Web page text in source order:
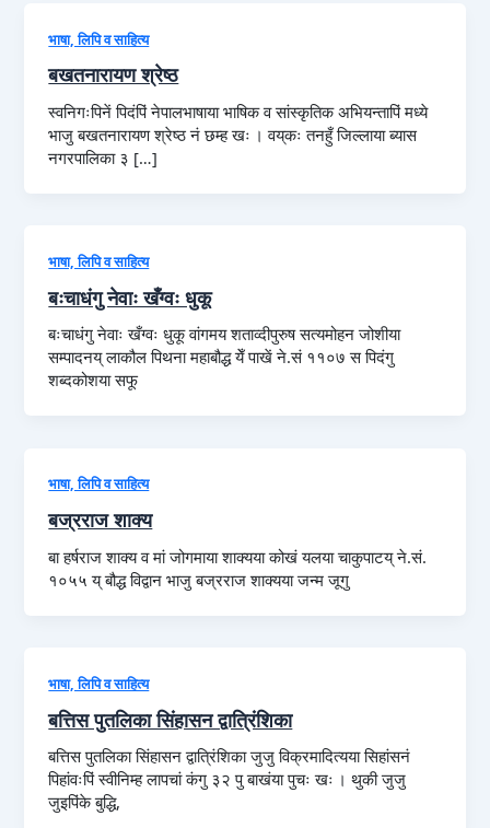
भाषा, लिपि व साहित्य
बखतनारायण श्रेष्ठ
स्वनिगःपिनें पिदंपिं नेपालभाषाया भाषिक व सांस्कृतिक अभियन्तापिं मध्ये
भाजु बखतनारायण श्रेष्ठ नं छम्ह खः । वय्‌कः तनहुँ जिल्लाया ब्यास
नगरपालिका ३ […]
भाषा, लिपि व साहित्य
बःचाधंगु नेवाः खँग्वः धुकू
बःचाधंगु नेवाः खँग्वः धुकू वांगमय शताव्दीपुरुष सत्यमोहन जोशीया
सम्पादनय् लाकौल पिथना महाबौद्ध येँ पाखें ने.सं ११०७ स पिदंगु
शब्दकोशया सफू
भाषा, लिपि व साहित्य
बज्रराज शाक्य
बा हर्षराज शाक्य व मां जोगमाया शाक्यया कोखं यलया चाकुपाटय् ने.सं.
१०५५ य् बौद्ध विद्वान भाजु बज्रराज शाक्यया जन्म जूगु
भाषा, लिपि व साहित्य
बत्तिस पुतलिका सिंहासन द्वात्रिंशिका
बत्तिस पुतलिका सिंहासन द्वात्रिंशिका जुजु विक्रमादित्यया सिहांसनं
पिहांवःपिं स्वीनिम्ह लापचां कंगु ३२ पु बाखंया पुचः खः । थुकी जुजु
जुइपिंके बुद्धि,